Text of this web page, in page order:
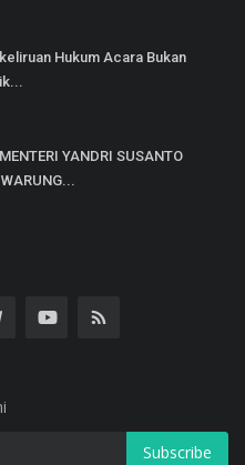
Hukum Acara Bukan
YANDRI SUSANTO
Subscribe